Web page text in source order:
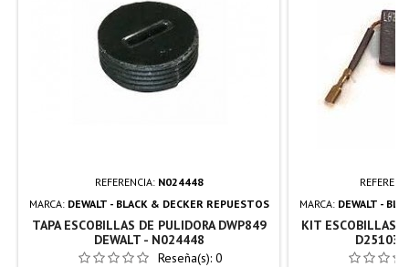
REFERENCIA: N024448
MARCA: DEWALT - BLACK & DECKER REPUESTOS
TAPA ESCOBILLAS DE PULIDORA DWP849
DEWALT - N024448
Reseña(s): 0
MARCA: DEWALT -
KIT ESCOBILLAS